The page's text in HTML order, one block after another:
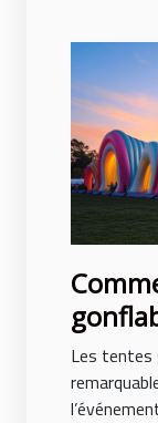
Les tentes